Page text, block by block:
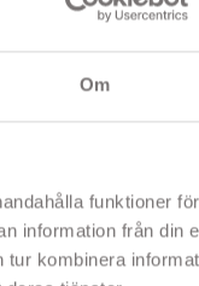
Om
funktioner för
information från din
kombinera